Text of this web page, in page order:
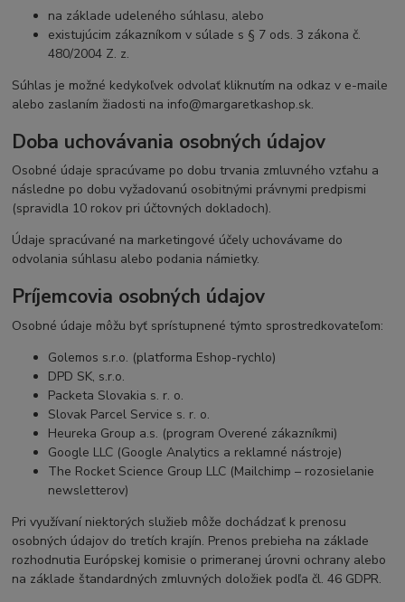
na základe udeleného súhlasu, alebo
existujúcim zákazníkom v súlade s § 7 ods. 3 zákona č.
480/2004 Z. z.
Súhlas je možné kedykoľvek odvolať kliknutím na odkaz v e-maile
alebo zaslaním žiadosti na info@margaretkashop.sk.
Doba uchovávania osobných údajov
Osobné údaje spracúvame po dobu trvania zmluvného vzťahu a
následne po dobu vyžadovanú osobitnými právnymi predpismi
(spravidla 10 rokov pri účtovných dokladoch).
Údaje spracúvané na marketingové účely uchovávame do
odvolania súhlasu alebo podania námietky.
Príjemcovia osobných údajov
Osobné údaje môžu byť sprístupnené týmto sprostredkovateľom:
Golemos s.r.o. (platforma Eshop-rychlo)
DPD SK, s.r.o.
Packeta Slovakia s. r. o.
Slovak Parcel Service s. r. o.
Heureka Group a.s. (program Overené zákazníkmi)
Google LLC (Google Analytics a reklamné nástroje)
The Rocket Science Group LLC (Mailchimp – rozosielanie
newsletterov)
Pri využívaní niektorých služieb môže dochádzať k prenosu
osobných údajov do tretích krajín. Prenos prebieha na základe
rozhodnutia Európskej komisie o primeranej úrovni ochrany alebo
na základe štandardných zmluvných doložiek podľa čl. 46 GDPR.